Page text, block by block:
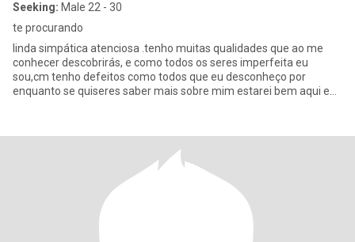
Seeking: Male 22 - 30
te procurando
linda simpática atenciosa .tenho muitas qualidades que ao me
conhecer descobrirás, e como todos os seres imperfeita eu
sou,cm tenho defeitos como todos que eu desconheço por
enquanto se quiseres saber mais sobre mim estarei bem aqui e